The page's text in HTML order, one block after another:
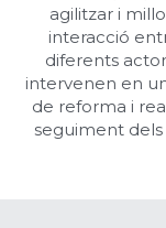
agilitzar i
interacció
diferents
intervenen en
de reforma i
seguiment dels